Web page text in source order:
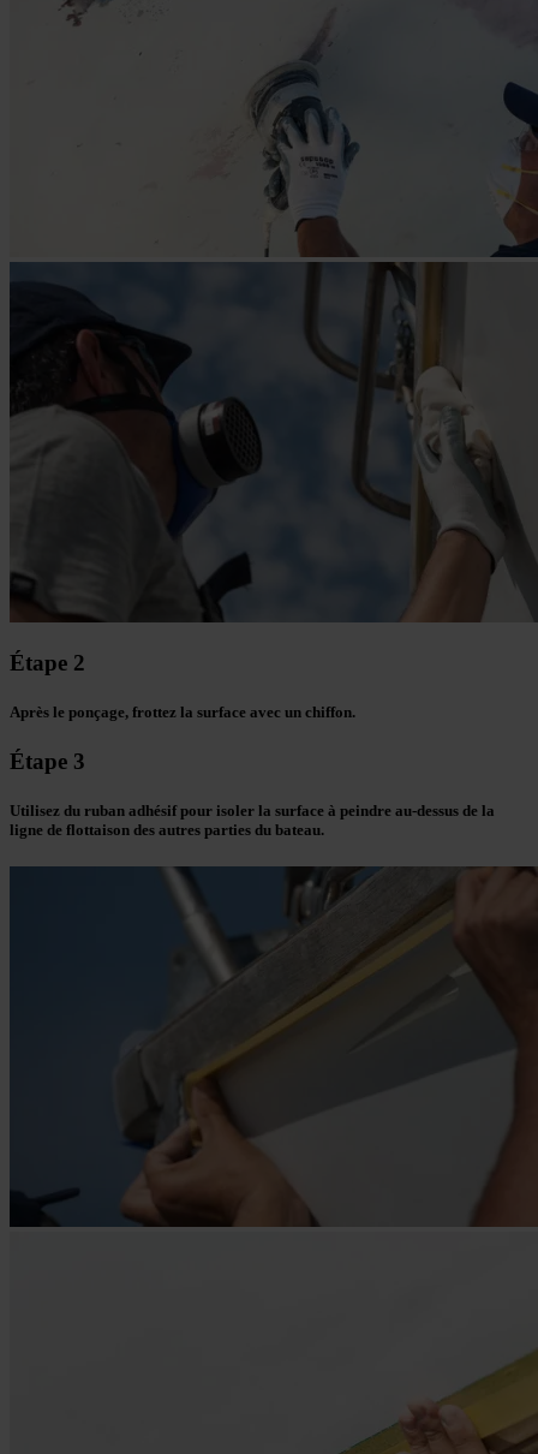
Étape 2
Après le ponçage, frottez la surface avec un chiffon.
Étape 3
Utilisez du ruban adhésif pour isoler la surface à peindre au-dessus de la
ligne de flottaison des autres parties du bateau.